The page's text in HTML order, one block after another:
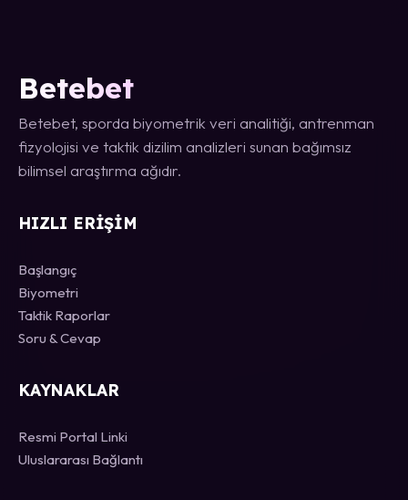
Betebet
Betebet, sporda biyometrik veri analitiği, antrenman
fizyolojisi ve taktik dizilim analizleri sunan bağımsız
bilimsel araştırma ağıdır.
HIZLI ERIŞIM
Başlangıç
Biyometri
Taktik Raporlar
Soru & Cevap
KAYNAKLAR
Resmi Portal Linki
Uluslararası Bağlantı